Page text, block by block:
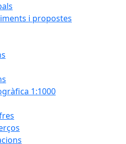
i propostes
1:1000